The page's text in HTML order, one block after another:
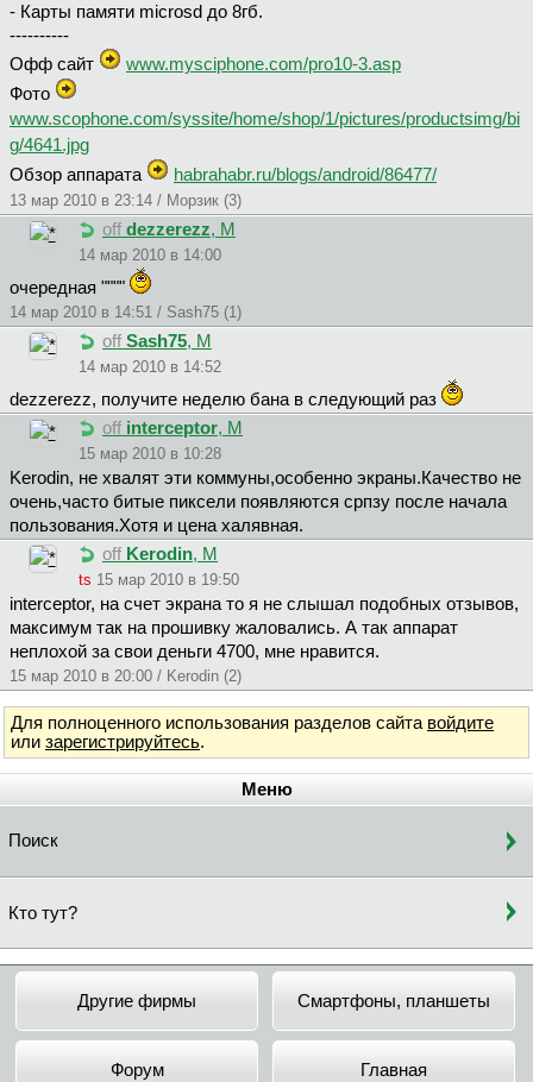
- Карты памяти microsd до 8гб.
----------
Офф сайт
www.mysciphone.com/pro10-3.asp
Фото
www.scophone.com/syssite/home/shop/1/pictures/productsimg/bi
g/4641.jpg
Обзор аппарата
habrahabr.ru/blogs/android/86477/
13 мар 2010 в 23:14 / Морзик (3)
off dezzerezz, М
14 мар 2010 в 14:00
очередная """"
14 мар 2010 в 14:51 / Sash75 (1)
off Sash75, М
14 мар 2010 в 14:52
dezzerezz, получите неделю бана в следующий раз
off interceptor, М
15 мар 2010 в 10:28
Kerodin, не хвалят эти коммуны,особенно экраны.Качество не
очень,часто битые пиксели появляются српзу после начала
пользования.Хотя и цена халявная.
off Kerodin, М
ts 15 мар 2010 в 19:50
interceptor, на счет экрана то я не слышал подобных отзывов,
максимум так на прошивку жаловались. А так аппарат
неплохой за свои деньги 4700, мне нравится.
15 мар 2010 в 20:00 / Kerodin (2)
Для полноценного использования разделов сайта войдите
или зарегистрируйтесь.
Меню
Поиск
Кто тут?
Другие фирмы Смартфоны, планшеты
Форум Главная